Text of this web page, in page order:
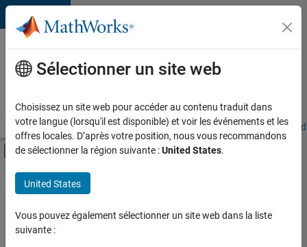
Passer au contenu
Votre
carrière
chez
Accueil Explorer nos opportunités Adresses de nos bureaux
Activer/désactiver l'affichage du menu
Contenu principal
FILTRER PAR
Applications et outils commerciaux
Applications et services web
Sélectionner un site web
Choisissez un site web pour accéder au contenu traduit dans
votre langue (lorsqu'il est disponible) et voir les événements et les
offres locales. D’après votre position, nous vous recommandons
de sélectionner la région suivante :United States.
United States
Vous pouvez également sélectionner un site web dans la liste
suivante :